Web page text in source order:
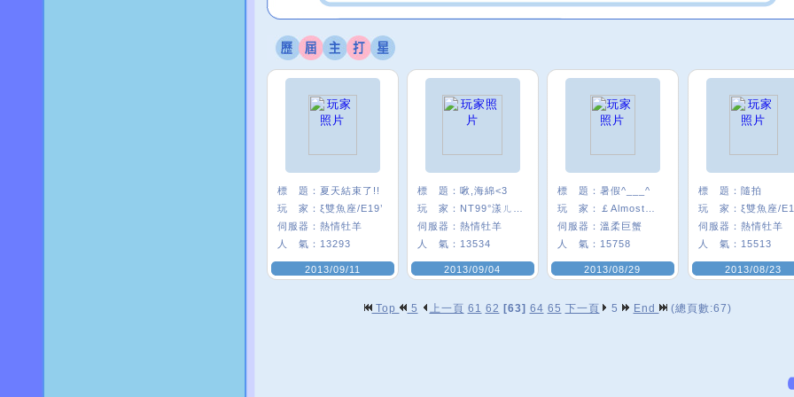
標 題： 夏天結束了!!
玩 家： ξ雙魚座/E19’
伺服器： 熱情牡羊
人 氣： 13293
2013/09/11
標 題： 啾,海綿<3
玩 家：
伺服器： 熱情牡羊
人 氣： 13534
2013/09/04
標 題： 暑假^___^
玩 家：
伺服器： 溫柔巨蟹
人 氣： 15758
2013/08/29
標 題： 隨拍
玩 家： ξ雙魚座/
伺服器： 熱情牡羊
人 氣： 15513
2013/08/23
Top 5 上一頁 61 62 [63] 64 65 下一頁 5 End (總頁數:67)